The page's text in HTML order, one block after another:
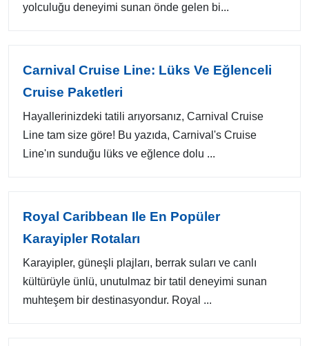
yolculuğu deneyimi sunan önde gelen bi...
Carnival Cruise Line: Lüks Ve Eğlenceli
Cruise Paketleri
Hayallerinizdeki tatili arıyorsanız, Carnival Cruise
Line tam size göre! Bu yazıda, Carnival's Cruise
Line'ın sunduğu lüks ve eğlence dolu ...
Royal Caribbean Ile En Popüler
Karayipler Rotaları
Karayipler, güneşli plajları, berrak suları ve canlı
kültürüyle ünlü, unutulmaz bir tatil deneyimi sunan
muhteşem bir destinasyondur. Royal ...